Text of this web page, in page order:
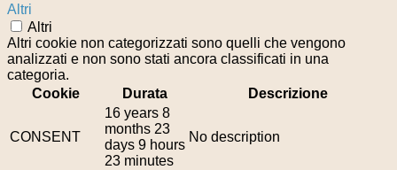
Altri
Altri
Altri cookie non categorizzati sono quelli che vengono
analizzati e non sono stati ancora classificati in una
categoria.
Cookie
Durata Descrizione
CONSENT
16 years 8
months 23
days 9 hours
23 minutes
No description